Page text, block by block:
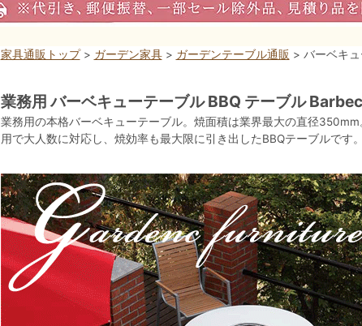
家具通販トップ> ガーデン家具> ガーデンテーブル通販 > バーベキ
業務用 バーベキューテーブル BBQ テーブル
業務用の本格バーベキューテーブル。焼面積は業界最大の直径
用で大人数に対応し、焼効率も最大限に引き出したBBQテーブルです。